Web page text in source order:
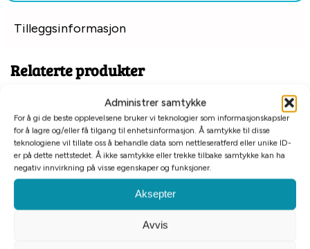
Administrer samtykke
For å gi de beste opplevelsene bruker vi teknologier som informasjonskapsler
for å lagre og/eller få tilgang til enhetsinformasjon. Å samtykke til disse
teknologiene vil tillate oss å behandle data som nettleseratferd eller unike ID-
er på dette nettstedet. Å ikke samtykke eller trekke tilbake samtykke kan ha
negativ innvirkning på visse egenskaper og funksjoner.
Aksepter
Avvis
Tilleggsinformasjon
Relaterte produkter